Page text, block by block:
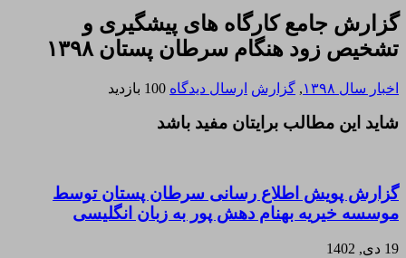
گزارش جامع کارگاه های پیشگیری و
تشخیص زود هنگام سرطان پستان ۱۳۹۸
اخبار سال ۱۳۹۸ , گزارش ارسال دیدگاه 100 بازدید
شاید این مطالب برایتان مفید باشد
گزارش پویش اطلاع رسانی سرطان پستان توسط
موسسه خیریه بهنام دهش پور به زبان انگلیسی
19 دی, 1402